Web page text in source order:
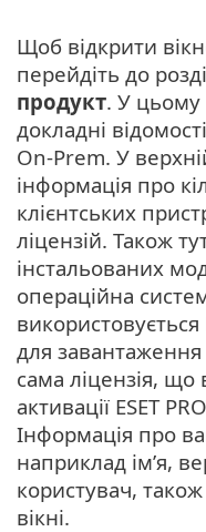
Щоб відкрити
перейдіть до
продукт. У цьому
докладні
On-Prem. У
інформація про
клієнтських
ліцензій. Також
інстальованих
операційна
використовується
для
сама ліцензія, що
активації ESET
Інформація про
наприклад ім’я,
користувач,
вікні.